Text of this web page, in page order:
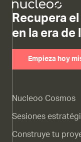
Recupera
en la era de
Empieza hoy
Nucleoo Cosmos
Sesiones
Construye tu